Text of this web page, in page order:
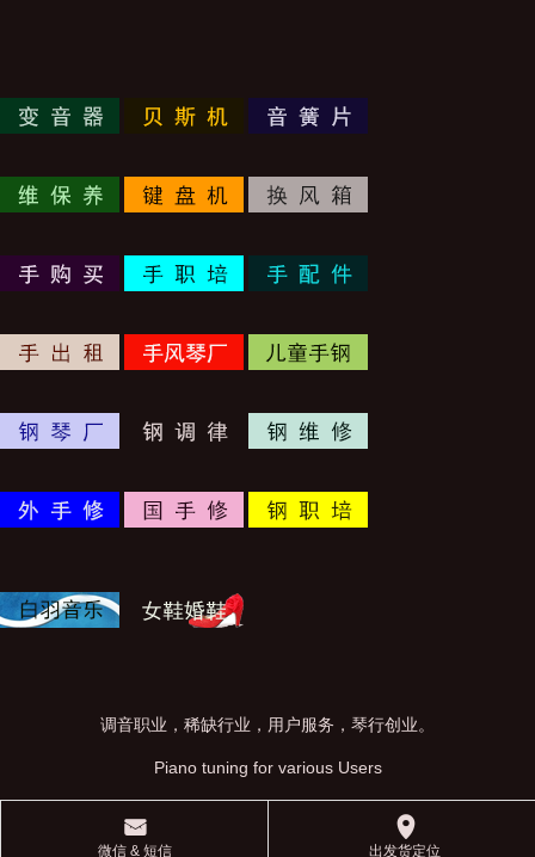
调音职业，稀缺行业，用户服务，琴行创业。
Piano tuning for various Users
󰄸
微信 & 短信
󰅊
出发货定位